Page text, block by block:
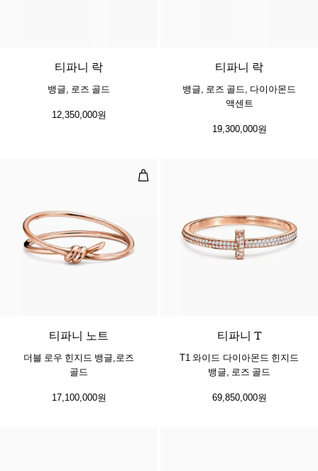
티파니 락
뱅글, 로즈 골드
12,350,000원
티파니 락
뱅글, 로즈 골드, 다이아몬드
액센트
19,300,000원
더블 로우 힌지드 뱅글,로즈 골드
티파니 노트
더블 로우 힌지드 뱅글,로즈
골드
17,100,000원
티파니 T
T1 와이드 다이아몬드 힌지드
뱅글, 로즈 골드
69,850,000원